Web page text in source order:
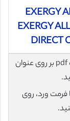
EXERGY
EXERGY
DIRECT
برای دانلود رایگان مقاله انگلیسی با فرمت pdf بر روی عنوان
فرمت ورد، روی